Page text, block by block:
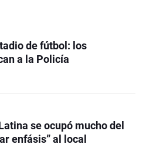
de fútbol: los
a la Policía
se ocupó mucho del
enfásis” al local